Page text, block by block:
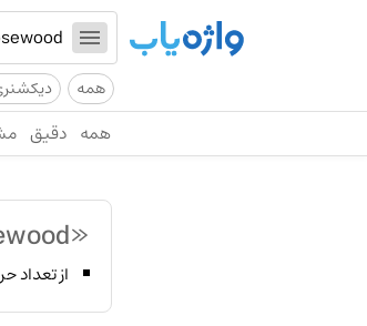
همه
همه دقیق
«rosewood»
از تعداد